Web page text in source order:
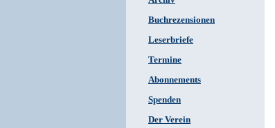
Buchrezensionen
Leserbriefe
Termine
Abonnements
Spenden
Der Verein